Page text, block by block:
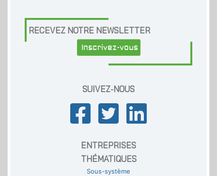
RECEVEZ NOTRE NEWSLETTER
Inscrivez-vous
SUIVEZ-NOUS
ENTREPRISES
THÉMATIQUES
Sous-système